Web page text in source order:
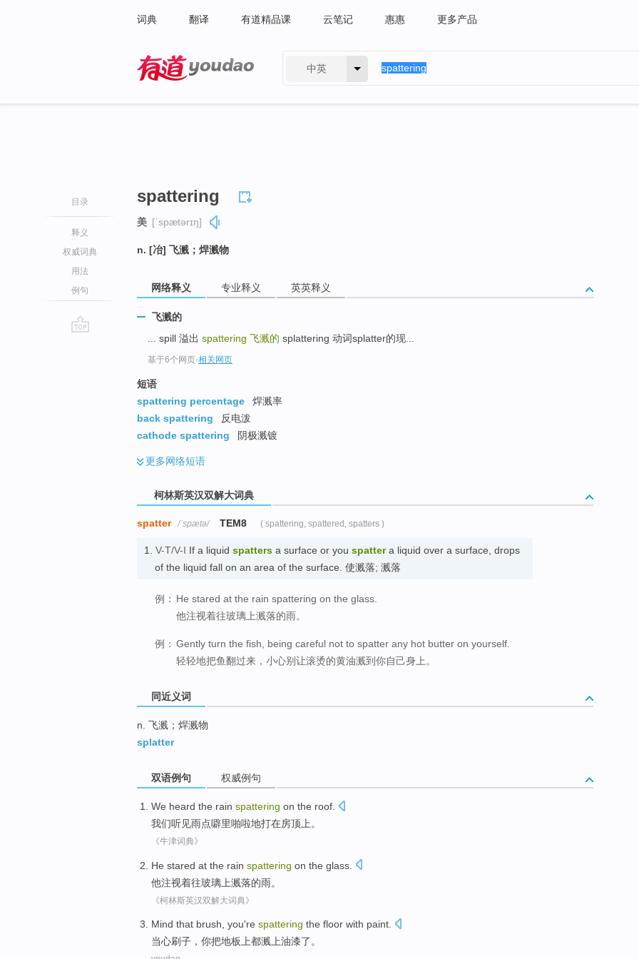
词典 翻译 有道精品课 云笔记 惠惠 更多产品
中英
目录
释义
权威词典
用法
例句
spattering
美 [ˈspætərɪŋ]
n. [冶] 飞溅；焊溅物
网络释义 专业释义 英英释义
飞溅的
... spill 溢出 spattering 飞溅的 splattering 动词splatter的现...
基于6个网页-相关网页
短语
spattering percentage
焊溅率
back spattering
反电泼
cathode spattering
阴极溅镀
更多网络短语
柯林斯英汉双解大词典
spatter /ˈspætə/ TEM8 ( spattering, spattered, spatters )
1. V-T/V-I If a liquid spatters a surface or you spattera liquid over a surface, drops
of the liquid fall on an area of the surface. 使溅落; 溅落
例： He stared at the rain spattering on the glass.
他注视着往玻璃上溅落的雨。
例： Gently turn the fish, being careful not to spatter any hot butter on yourself.
轻轻地把鱼翻过来，小心别让滚烫的黄油溅到你自己身上。
同近义词
n. 飞溅；焊溅物
splatter
双语例句 权威例句
We heard the rain spattering on the roof
我们听见雨点噼里啪啦地打在房顶上。
《牛津词典》
He stared at the rain spattering on the glass
他注视着往玻璃 上溅落的雨。
《柯林斯英汉双解大词典》
Mind that brush, you're spattering the floor with paint.
当心刷子 ， 你把地板上都溅上油漆了。